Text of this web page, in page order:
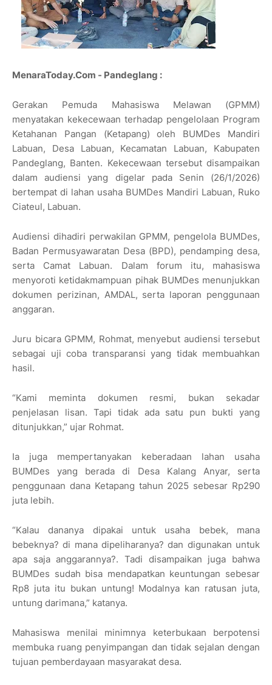
MenaraToday.Com - Pandeglang :
Gerakan Pemuda Mahasiswa Melawan (GPMM)
menyatakan kekecewaan terhadap pengelolaan Program
Ketahanan Pangan (Ketapang) oleh BUMDes Mandiri
Labuan, Desa Labuan, Kecamatan Labuan, Kabupaten
Pandeglang, Banten. Kekecewaan tersebut disampaikan
dalam audiensi yang digelar pada Senin (26/1/2026)
bertempat di lahan usaha BUMDes Mandiri Labuan, Ruko
Ciateul, Labuan.
Audiensi dihadiri perwakilan GPMM, pengelola BUMDes,
Badan Permusyawaratan Desa (BPD), pendamping desa,
serta Camat Labuan. Dalam forum itu, mahasiswa
menyoroti ketidakmampuan pihak BUMDes menunjukkan
dokumen perizinan, AMDAL, serta laporan penggunaan
anggaran.
Juru bicara GPMM, Rohmat, menyebut audiensi tersebut
sebagai uji coba transparansi yang tidak membuahkan
hasil.
“Kami meminta dokumen resmi, bukan sekadar
penjelasan lisan. Tapi tidak ada satu pun bukti yang
ditunjukkan,” ujar Rohmat.
Ia juga mempertanyakan keberadaan lahan usaha
BUMDes yang berada di Desa Kalang Anyar, serta
penggunaan dana Ketapang tahun 2025 sebesar Rp290
juta lebih.
“Kalau dananya dipakai untuk usaha bebek, mana
bebeknya? di mana dipeliharanya? dan digunakan untuk
apa saja anggarannya?. Tadi disampaikan juga bahwa
BUMDes sudah bisa mendapatkan keuntungan sebesar
Rp8 juta itu bukan untung! Modalnya kan ratusan juta,
untung darimana,” katanya.
Mahasiswa menilai minimnya keterbukaan berpotensi
membuka ruang penyimpangan dan tidak sejalan dengan
tujuan pemberdayaan masyarakat desa.